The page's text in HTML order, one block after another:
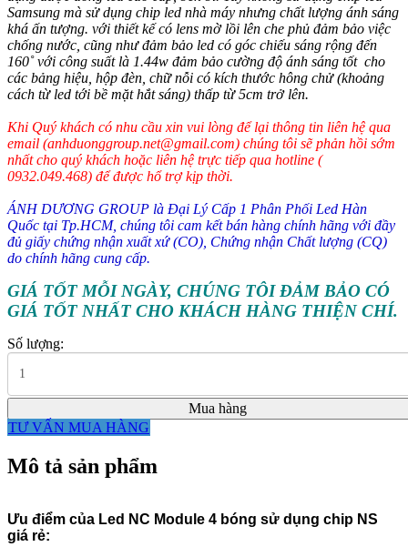
Samsung mà sử dụng chip led nhà máy nhưng chất lượng ánh sáng
khá ấn tượng. với thiết kế có lens mờ lồi lên che phủ đảm bảo việc
chống nước, cũng như đảm bảo led có góc chiếu sáng rộng đến
160˚ với công suất là 1.44w đảm bảo cường độ ánh sáng tốt cho
các bảng hiệu, hộp đèn, chữ nỗi có kích thước hông chử (khoảng
cách từ led tới bề mặt hắt sáng) thấp từ 5cm trở lên.
Khi Quý khách có nhu cầu xin vui lòng để lại thông tin liên hệ qua
email (anhduonggroup.net@gmail.com) chúng tôi sẽ phản hồi sớm
nhất cho quý khách hoặc liên hệ trực tiếp qua hotline (
0932.049.468) để được hổ trợ kịp thời.
ÁNH DƯƠNG GROUP là Đại Lý Cấp 1 Phân Phối Led Hàn
Quốc tại Tp.HCM, chúng tôi cam kết bán hàng chính hãng với đầy
đủ giấy chứng nhận xuất xứ (CO), Chứng nhận Chất lượng (CQ)
do chính hãng cung cấp.
GIÁ TỐT MỖI NGÀY, CHÚNG TÔI ĐẢM BẢO CÓ
GIÁ TỐT NHẤT CHO KHÁCH HÀNG THIỆN CHÍ.
Số lượng:
Mua hàng
TƯ VẤN MUA HÀNG
Mô tả sản phẩm
Ưu điểm của Led NC Module 4 bóng sử dụng chip NS
giá rẻ: